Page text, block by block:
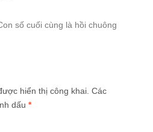
số cuối cùng là hồi chuông
hiển thị công khai. Các
dấu *